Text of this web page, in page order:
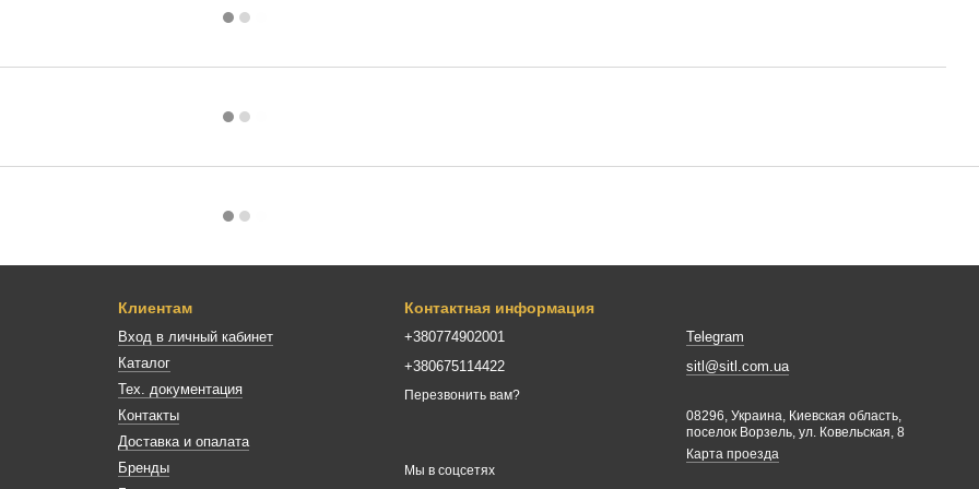
Клиентам
Вход в личный кабинет
Каталог
Тех. документация
Контакты
Доставка и опалата
Бренды
Контактная информация
+380774902001
+380675114422
Перезвонить вам?
Telegram
sitl@sitl.com.ua
08296, Украина, Киевская область,
поселок Ворзель, ул. Ковельская, 8
Карта проезда
Мы в соцсетях